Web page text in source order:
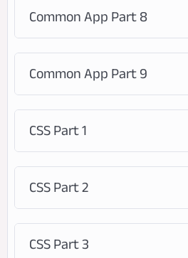
Common App Part 8
Common App Part 9
CSS Part 1
CSS Part 2
CSS Part 3